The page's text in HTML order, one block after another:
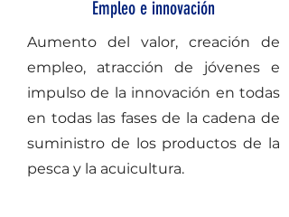
Empleo e innovación
Aumento del valor, creación de
empleo, atracción de jóvenes e
impulso de la innovación en todas
en todas las fases de la cadena de
suministro de los productos de la
pesca y la acuicultura.